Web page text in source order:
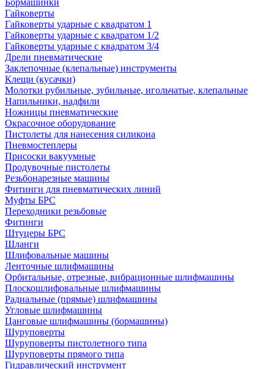
Бормашинки
Гайковерты
Гайковерты ударные с квадратом 1
Гайковерты ударные с квадратом 1/2
Гайковерты ударные с квадратом 3/4
Дрели пневматические
Заклепочные (клепальные) инструменты
Клещи (кусачки)
Молотки рубильные, зубильные, игольчатые, клепальные
Напильники, надфили
Ножницы пневматические
Окрасочное оборудование
Пистолеты для нанесения силикона
Пневмостеплеры
Присоски вакуумные
Продувочные пистолеты
Резьбонарезные машины
Фитинги для пневматических линий
Муфты БРС
Переходники резьбовые
Фитинги
Штуцеры БРС
Шланги
Шлифовальные машины
Ленточные шлифмашины
Орбитальные, отрезные, вибрационные шлифмашины
Плоскошлифовальные шлифмашины
Радиальные (прямые) шлифмашины
Угловые шлифмашины
Цанговые шлифмашины (бормашины)
Шуруповерты
Шуруповерты пистолетного типа
Шуруповерты прямого типа
Гидравлический инструмент